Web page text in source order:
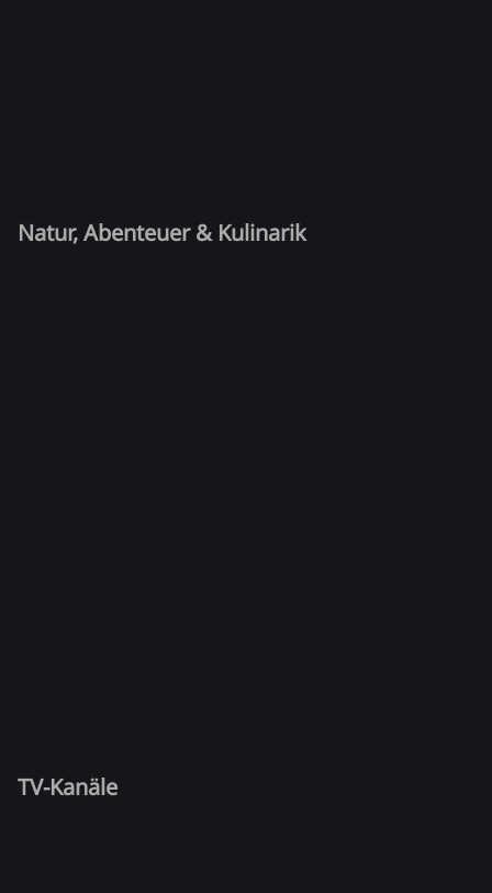
Natur, Abenteuer & Kulinarik
TV-Kanäle